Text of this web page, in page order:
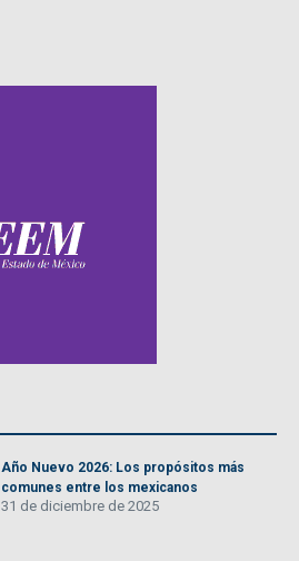
Año Nuevo 2026: Los propósitos más
comunes entre los mexicanos
31 de diciembre de 2025